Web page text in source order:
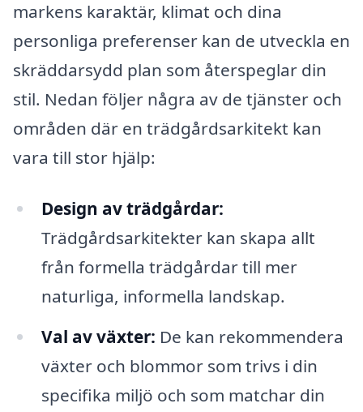
markens karaktär, klimat och dina
personliga preferenser kan de utveckla en
skräddarsydd plan som återspeglar din
stil. Nedan följer några av de tjänster och
områden där en trädgårdsarkitekt kan
vara till stor hjälp:
Design av trädgårdar:
Trädgårdsarkitekter kan skapa allt
från formella trädgårdar till mer
naturliga, informella landskap.
Val av växter: De kan rekommendera
växter och blommor som trivs i din
specifika miljö och som matchar din